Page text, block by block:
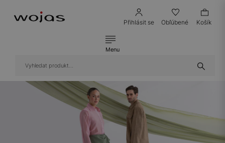
Přihlásit se Obľúbené Košík
Menu